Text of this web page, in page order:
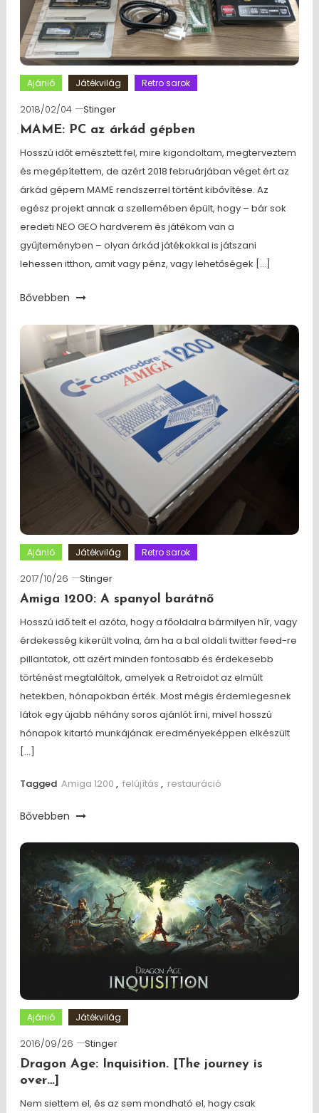
Ajánló Játékvilág Retro sarok
2018/02/04
Stinger
MAME: PC az árkád gépben
Hosszú időt emésztett fel, mire kigondoltam, megterveztem
és megépítettem, de azért 2018 februárjában véget ért az
árkád gépem MAME rendszerrel történt kibővítése. Az
egész projekt annak a szellemében épült, hogy – bár sok
eredeti NEO GEO hardverem és játékom van a
gyűjteményben – olyan árkád játékokkal is játszani
lehessen itthon, amit vagy pénz, vagy lehetőségek […]
Bővebben
Ajánló Játékvilág Retro sarok
2017/10/26
Stinger
Amiga 1200: A spanyol barátnő
Hosszú idő telt el azóta, hogy a főoldalra bármilyen hír, vagy
érdekesség kikerült volna, ám ha a bal oldali twitter feed-re
pillantatok, ott azért minden fontosabb és érdekesebb
történést megtaláltok, amelyek a Retroidot az elmúlt
hetekben, hónapokban érték. Most mégis érdemlegesnek
látok egy újabb néhány soros ajánlót írni, mivel hosszú
hónapok kitartó munkájának eredményeképpen elkészült
[…]
Tagged Amiga 1200 , felújítás , restauráció
Bővebben
Ajánló Játékvilág
2016/09/26
Stinger
Dragon Age: Inquisition. [The journey is
over…]
Nem siettem el, és az sem mondható el, hogy csak